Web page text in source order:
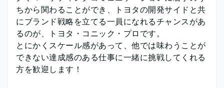
ちから関わることができ、トヨタの開発サイドと共
にブランド戦略を立てる一員になれるチャンスがあ
るのが、トヨタ・コニック・プロです。
とにかくスケール感があって、他では味わうことが
できない達成感のある仕事に一緒に挑戦してくれる
方を歓迎します！